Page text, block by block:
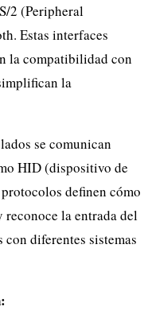
2 (Peripheral
Estas interfaces
la compatibilidad con
la
se comunican
HID (dispositivo de
definen cómo
reconoce la entrada del
diferentes sistemas